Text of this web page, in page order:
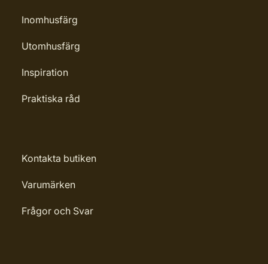
Inomhusfärg
Utomhusfärg
Inspiration
Praktiska råd
Kontakta butiken
Varumärken
Frågor och Svar